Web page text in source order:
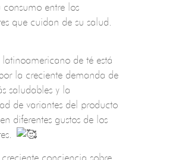
consumo entre los
que cuidan de su salud.
de té está
la creciente demanda de
saludables y la
de variantes del producto
diferentes gustos de los
conciencia sobre